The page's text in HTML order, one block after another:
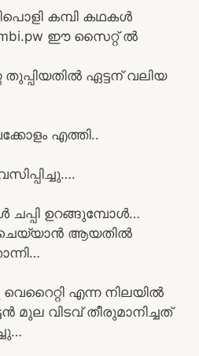
കമ്പി കഥകൾ
ഈ സൈറ്റ് ൽ
ഏട്ടന് വലിയ
എത്തി..
ചപ്പി ഉറങ്ങുമ്പോൾ…
ആയതിൽ
എന്ന നിലയിൽ
മുല വിടവ് തീരുമാനിച്ചത്